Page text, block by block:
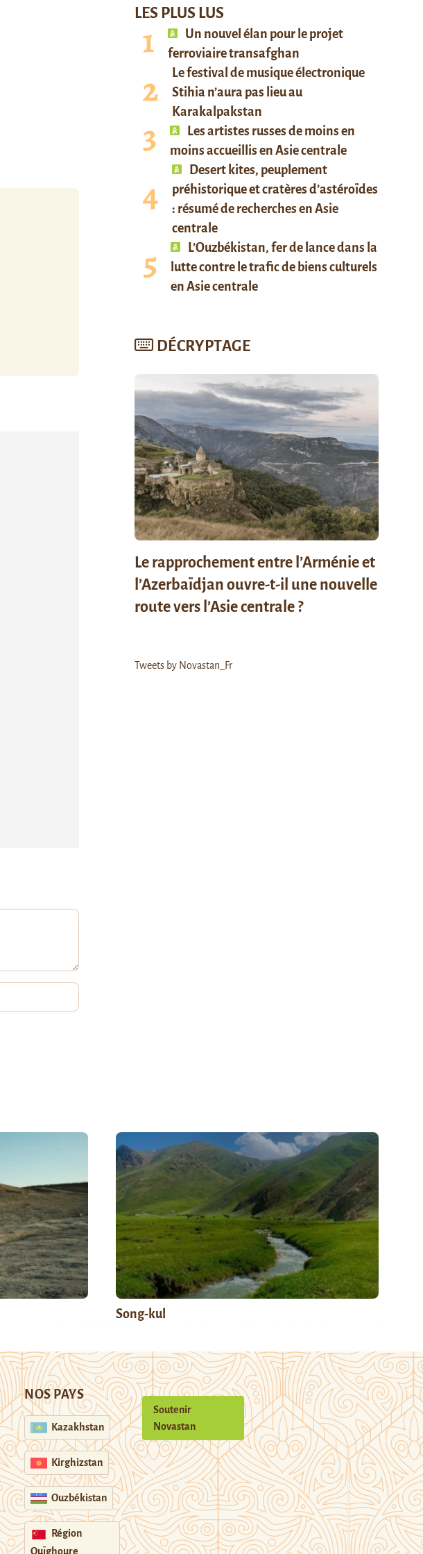
LES PLUS LUS
Un nouvel élan pour le projet
ferroviaire transafghan
Le festival de musique électronique
Stihia n’aura pas lieu au
Karakalpakstan
Les artistes russes de moins en
moins accueillis en Asie centrale
Desert kites, peuplement
préhistorique et cratères d’astéroïdes
: résumé de recherches en Asie
centrale
L’Ouzbékistan, fer de lance dans la
lutte contre le trafic de biens culturels
en Asie centrale
DÉCRYPTAGE
Le rapprochement entre l’Arménie et
l’Azerbaïdjan ouvre-t-il une nouvelle
route vers l’Asie centrale ?
Tweets by Novastan_Fr
Song-kul
NOS PAYS
Kazakhstan
Kirghizstan
Ouzbékistan
Région
Ouïghoure
Soutenir
Novastan